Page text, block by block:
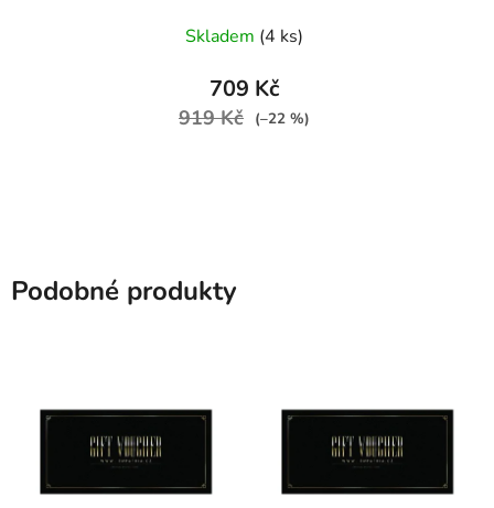
Skladem (4 ks)
709 Kč
919 Kč (–22 %)
Podobné produkty